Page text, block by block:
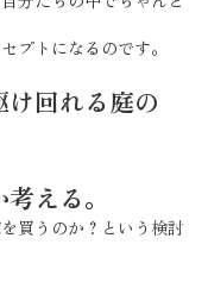
プトになるのです。
け回れる庭の
える。
買うのか？という検討